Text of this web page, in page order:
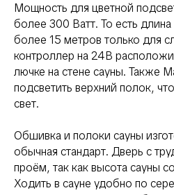
Мощность для цветной
более 300 Ватт. То есть
более 15 метров только для
контроллер на 24В
лючке на стене сауны. Также
подсветить верхний полок,
свет.
Обшивка и полоки сауны
обычная стандарт. Дверь с
проём, так как высота сауны
Ходить в сауне удобно по